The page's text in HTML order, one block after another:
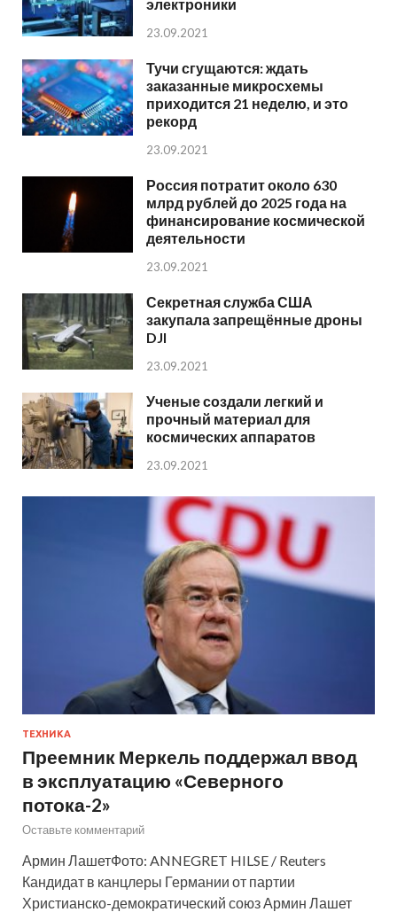
электроники
23.09.2021
Тучи сгущаются: ждать
заказанные микросхемы
приходится 21 неделю, и это
рекорд
23.09.2021
Россия потратит около 630
млрд рублей до 2025 года на
финансирование космической
деятельности
23.09.2021
Секретная служба США
закупала запрещённые дроны
DJI
23.09.2021
Ученые создали легкий и
прочный материал для
космических аппаратов
23.09.2021
ТЕХНИКА
Преемник Меркель поддержал ввод
в эксплуатацию «Северного
потока-2»
Оставьте комментарий
Армин ЛашетФото: ANNEGRET HILSE / Reuters
Кандидат в канцлеры Германии от партии
Христианско-демократический союз Армин Лашет